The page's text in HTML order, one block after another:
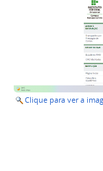
Clique para ver a